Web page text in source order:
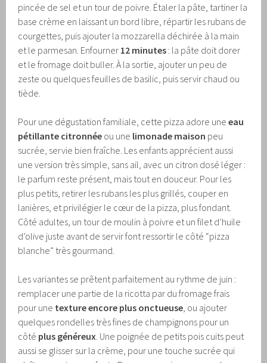
pincée de sel et un tour de poivre. Étaler la pâte, tartiner la
base crème en laissant un bord libre, répartir les rubans de
courgettes, puis ajouter la mozzarella déchirée à la main
et le parmesan. Enfourner 12 minutes : la pâte doit dorer
et le fromage doit buller. À la sortie, ajouter un peu de
zeste ou quelques feuilles de basilic, puis servir chaud ou
tiède.
Pour une dégustation familiale, cette pizza adore uneeau
pétillante citronnée ou une limonade maison peu
sucrée, servie bien fraîche. Les enfants apprécient aussi
une version très simple, sans ail, avec un citron dosé léger :
le parfum reste présent, mais tout en douceur. Pour les
plus petits, retirer les rubans les plus grillés, couper en
lanières, et privilégier le cœur de la pizza, plus fondant.
Côté adultes, un tour de moulin à poivre et un filet d’huile
d’olive juste avant de servir font ressortir le côté “pizza
blanche” très gourmand.
Les variantes se prêtent parfaitement au rythme de juin :
remplacer une partie de la ricotta par du fromage frais
pour une texture encore plus onctueuse , ou ajouter
quelques rondelles très fines de champignons pour un
côté plus généreux . Une poignée de petits pois cuits peut
aussi se glisser sur la crème, pour une touche sucrée qui